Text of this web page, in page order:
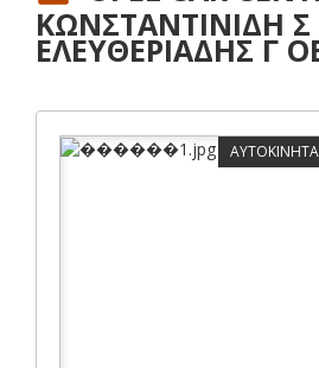
ΚΩΝΣΤΑΝΤΙΝΙΔΗ Σ
ΕΛΕΥΘΕΡΙΑΔΗΣ Γ